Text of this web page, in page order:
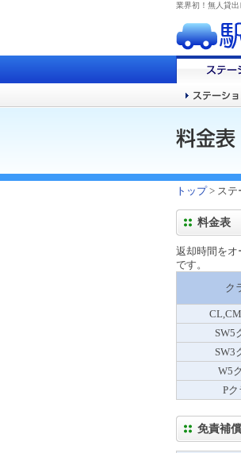
業界初！無人貸
トップ> ステ
料金表
返却時間をオ
です。
ク
SW5
SW3
W5
Pク
免責補